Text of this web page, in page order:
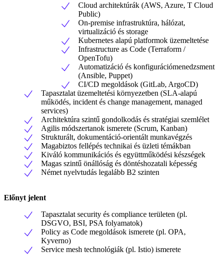
Cloud architektúrák (AWS, Azure, T Cloud
Public)
On-premise infrastruktúra, hálózat,
virtualizáció és storage
Kubernetes alapú platformok üzemeltetése
Infrastructure as Code (Terraform /
OpenTofu)
Automatizáció és konfigurációmenedzsment
(Ansible, Puppet)
CI/CD megoldások (GitLab, ArgoCD)
Tapasztalat üzemeltetési környezetben (SLA-alapú
működés, incident és change management, managed
services)
Architektúra szintű gondolkodás és stratégiai szemlélet
Agilis módszertanok ismerete (Scrum, Kanban)
Strukturált, dokumentáció-orientált munkavégzés
Magabiztos fellépés technikai és üzleti témákban
Kiváló kommunikációs és együttműködési készségek
Magas szintű önállóság és döntéshozatali képesség
Német nyelvtudás legalább B2 szinten
Előnyt jelent
Tapasztalat security és compliance területen (pl.
DSGVO, BSI, PSA folyamatok)
Policy as Code megoldások ismerete (pl. OPA,
Kyverno)
Service mesh technológiák (pl. Istio) ismerete